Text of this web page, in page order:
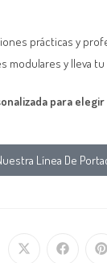
prácticas y
y lleva
para
Línea De